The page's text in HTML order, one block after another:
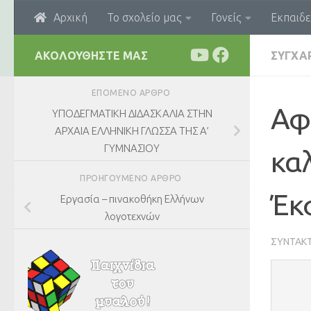
Skip to content
Αρχική Το σχολείο μας Γονείς
ΑΚΟΛΟΥΘΉΣΤΕ ΜΑΣ
ΕΠΌΜΕΝΟ ΆΡΘΡΟ
ΥΠΟΔΕΓΜΑΤΙΚΗ ΔΙΔΑΣΚΑΛΙΑ ΣΤΗΝ
ΑΡΧΑΙΑ ΕΛΛΗΝΙΚΗ ΓΛΩΣΣΑ ΤΗΣ Α’
ΓΥΜΝΑΣΙΟΥ
ΠΡΟΗΓΟΎΜΕΝΟ ΆΡΘΡΟ
Εργασία – πινακοθήκη Ελλήνων
λογοτεχνών